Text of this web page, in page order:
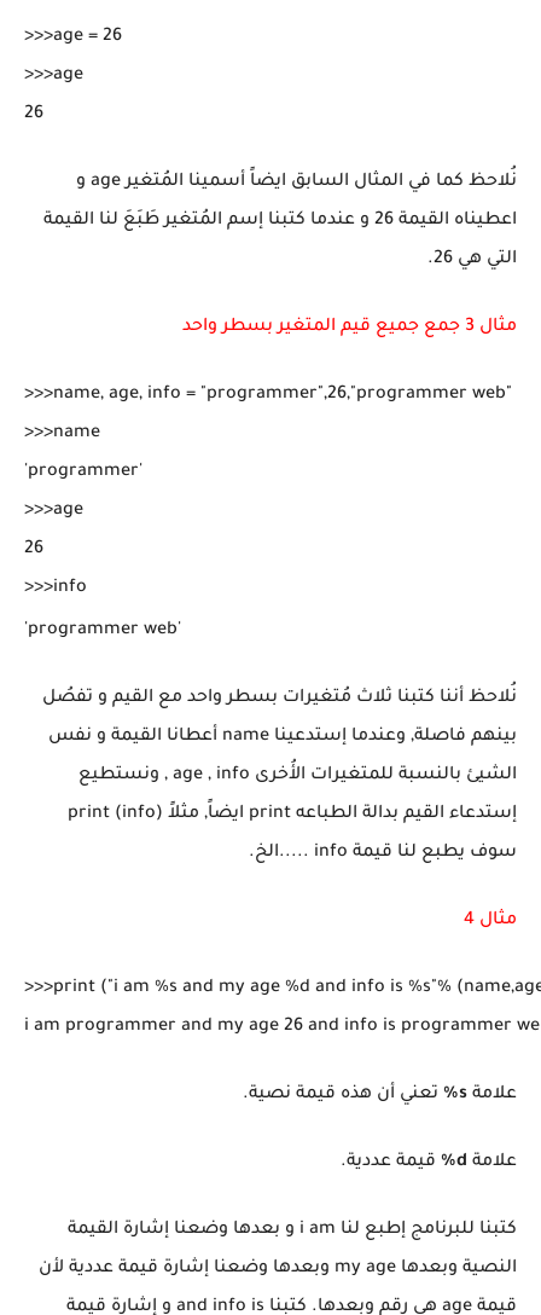
>>>age = 26
>>>age
نُلاحظ كما في المثال السابق ايضاً أسمينا المُتغير age و
اعطيناه القيمة 26 و عندما كتبنا إسم المُتغير طَبَعَ لنا القيمة
التي هي 26.
مثال 3 جمع جميع قيم المتغير بسطر واحد
>>>name, age, info = "programmer",26,"programmer web"
>>>name
'programmer'
>>>age
26
>>>info
'programmer web'
نُلاحظ أننا كتبنا ثلاث مُتغيرات بسطر واحد مع القيم و تفصُل
بينهم فاصلة, وعندما إستدعينا name أعطانا القيمة و نفس
الشيئ بالنسبة للمتغيرات الأُخرى age , info , ونستطيع
إستدعاء القيم بدالة الطباعه print ايضاً, مثلاً print (info)
سوف يطبع لنا قيمة info .....الخ.
مثال 4
>>>print ("i am %s and my age %d and info is %s"%
علامة s% تعني أن هذه قيمة نصية.
علامة d% قيمة عددية.
كتبنا للبرنامج إطبع لنا i am و بعدها وضعنا إشارة القيمة
النصية وبعدها my age وبعدها وضعنا إشارة قيمة عددية لأن
قيمة age هي رقم وبعدها. كتبنا and info is و إشارة قيمة